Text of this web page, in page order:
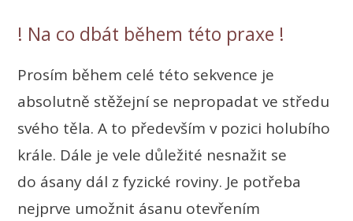
! Na co dbát během této praxe !
Prosím během celé této sekvence je
absolutně stěžejní se nepropadat ve středu
svého těla. A to především v pozici holubího
krále. Dále je vele důležité nesnažit se
do ásany dál z fyzické roviny. Je potřeba
nejprve umožnit ásanu otevřením